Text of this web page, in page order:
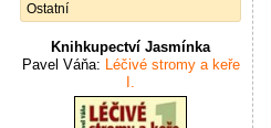
Ostatní
Knihkupectví Jasmínka
Pavel Váňa: Léčivé stromy a keře
I.